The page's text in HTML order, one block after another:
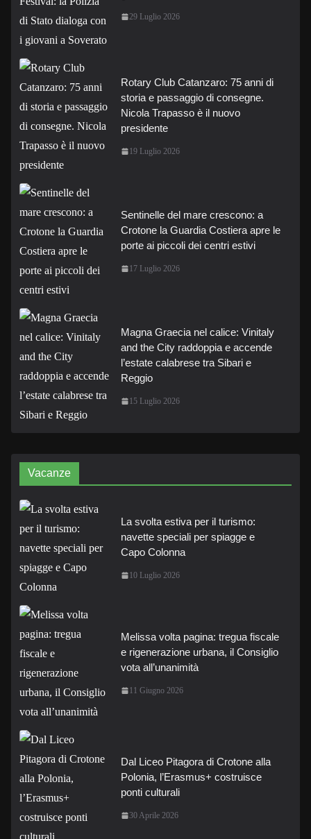
29 Luglio 2026
Rotary Club Catanzaro: 75 anni di
storia e passaggio di consegne.
Nicola Trapasso è il nuovo
presidente
19 Luglio 2026
Sentinelle del mare crescono: a
Crotone la Guardia Costiera apre le
porte ai piccoli dei centri estivi
17 Luglio 2026
Magna Graecia nel calice: Vinitaly
and the City raddoppia e accende
l’estate calabrese tra Sibari e
Reggio
15 Luglio 2026
Vacanze
La svolta estiva per il turismo:
navette speciali per spiagge e
Capo Colonna
10 Luglio 2026
Melissa volta pagina: tregua fiscale
e rigenerazione urbana, il Consiglio
vota all’unanimità
11 Giugno 2026
Dal Liceo Pitagora di Crotone alla
Polonia, l’Erasmus+ costruisce
ponti culturali
30 Aprile 2026